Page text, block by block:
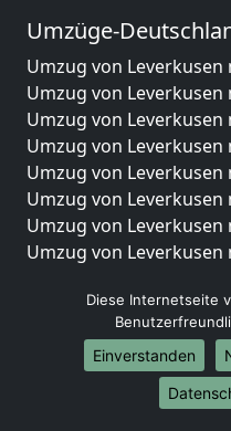
Umzüge-
Umzug von Leverkusen
Umzug von
Umzug von Leverkusen
Umzug von Leverkusen
Umzug von
Umzug von
Umzug von
Umzug von Leverkusen
Umzug von Leverkusen
Umzug von
Umzug von
Umzug von Leverkusen
Umzug von Leverkusen
Diese Internetseite
Einverstanden